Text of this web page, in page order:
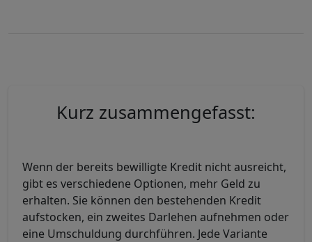
Kurz zusammengefasst:
Wenn der bereits bewilligte Kredit nicht ausreicht,
gibt es verschiedene Optionen, mehr Geld zu
erhalten. Sie können den bestehenden Kredit
aufstocken, ein zweites Darlehen aufnehmen oder
eine Umschuldung durchführen. Jede Variante